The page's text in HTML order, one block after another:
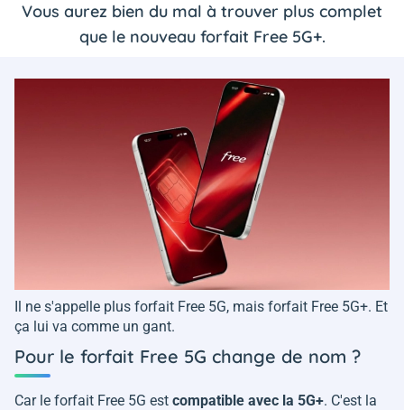
Vous aurez bien du mal à trouver plus complet
que le nouveau forfait Free 5G+.
Il ne s'appelle plus forfait Free 5G, mais forfait Free 5G+. Et
ça lui va comme un gant.
Pour le forfait Free 5G change de nom ?
Car le forfait Free 5G est compatible avec la 5G+. C'est la